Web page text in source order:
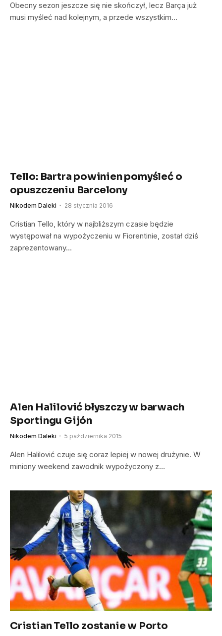
Obecny sezon jeszcze się nie skończył, lecz Barça już
musi myśleć nad kolejnym, a przede wszystkim…
Tello: Bartra powinien pomyśleć o
opuszczeniu Barcelony
Nikodem Daleki 28 stycznia 2016
Cristian Tello, który w najbliższym czasie będzie
występował na wypożyczeniu w Fiorentinie, został dziś
zaprezentowany…
Alen Halilović błyszczy w barwach
Sportingu Gijón
Nikodem Daleki 5 października 2015
Alen Halilović czuje się coraz lepiej w nowej drużynie. W
miniony weekend zawodnik wypożyczony z…
Cristian Tello zostanie w Porto